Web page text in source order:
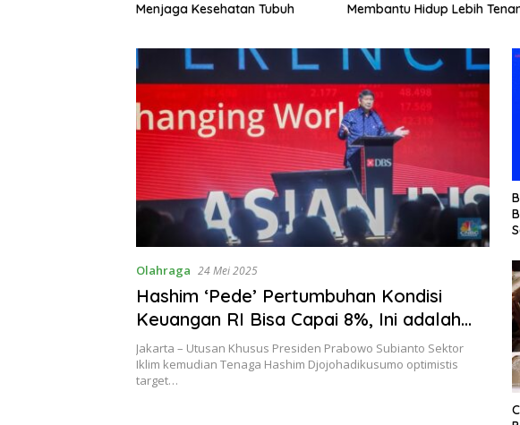
Membantu Hidup Lebih Tenang
Tanpa Mengorbankan
Olahraga 24 Mei 2025
Hashim ‘Pede’ Pertumbuhan Kondisi
Keuangan RI Bisa Capai 8%, Ini adalah
Alasannya
Jakarta – Utusan Khusus Presiden Prabowo Subianto Sektor
Iklim kemudian Tenaga Hashim Djojohadikusumo optimistis
target…